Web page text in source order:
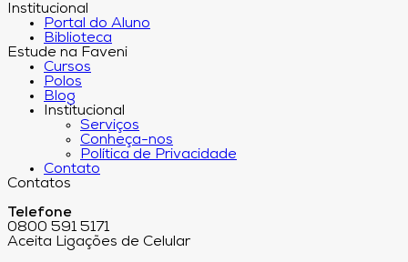
Institucional
Portal do Aluno
Biblioteca
Estude na Faveni
Cursos
Polos
Blog
Institucional
Serviços
Conheça-nos
Política de Privacidade
Contato
Contatos
Telefone
0800 591 5171
Aceita Ligações de Celular